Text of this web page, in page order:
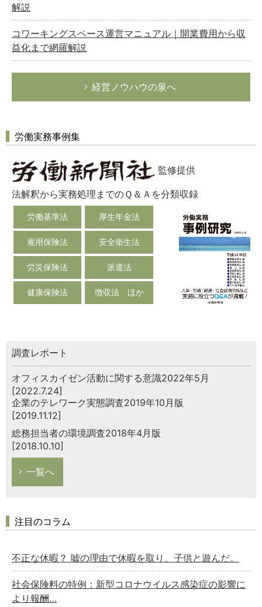
解説
コワーキングスペース運営マニュアル｜開業費用から収
益化まで網羅解説
経営ノウハウの泉へ
労働実務事例集
監修提供
法解釈から実務処理までのＱ＆Ａを分類収録
労働基準法 厚生年金法
雇用保険法 安全衛生法
労災保険法 派遣法
健康保険法 徴収法 ほか
調査レポート
オフィスカイゼン活動に関する意識2022年5月
[2022.7.24]
企業のテレワーク実態調査2019年10月版
[2019.11.12]
総務担当者の環境調査2018年4月版
[2018.10.10]
一覧へ
注目のコラム
不正な休暇？ 嘘の理由で休暇を取り、子供と遊んだ。
社会保険料の特例：新型コロナウイルス感染症の影響に
より報酬…